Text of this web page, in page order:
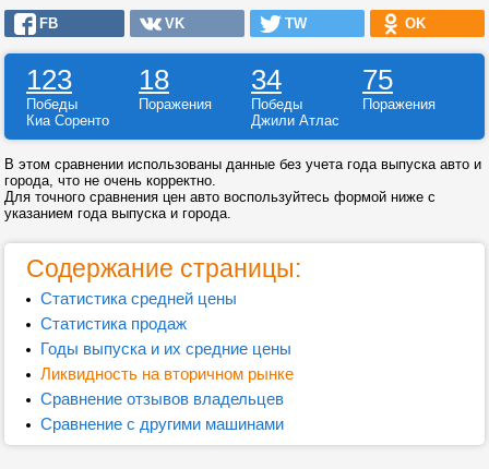
FB VK TW OK
123 18 34 75
Победы Поражения Победы
Поражения
Киа Соренто
Джили Атлас
В этом сравнении использованы данные без учета года выпуска авто и
города, что не очень корректно.
Для точного сравнения цен авто воспользуйтесь формой ниже с
указанием года выпуска и города.
Содержание страницы:
Статистика средней цены
Статистика продаж
Годы выпуска и их средние цены
Ликвидность на вторичном рынке
Сравнение отзывов владельцев
Сравнение с другими машинами